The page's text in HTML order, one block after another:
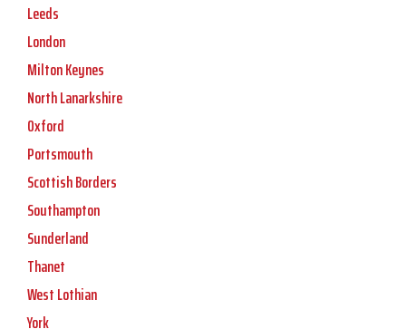
Leeds
London
Milton Keynes
North Lanarkshire
Oxford
Portsmouth
Scottish Borders
Southampton
Sunderland
Thanet
West Lothian
York